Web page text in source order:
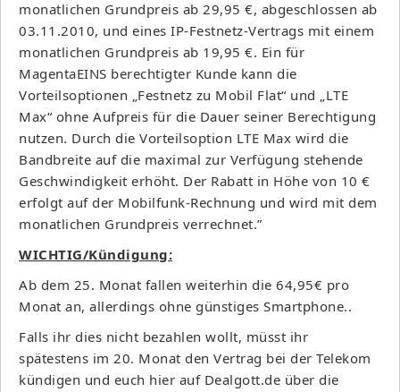
monatlichen Grundpreis ab 29,95 €, abgeschlossen ab
03.11.2010, und eines IP-Festnetz-Vertrags mit einem
monatlichen Grundpreis ab 19,95 €. Ein für
MagentaEINS berechtigter Kunde kann die
Vorteilsoptionen „Festnetz zu Mobil Flat“ und „LTE
Max“ ohne Aufpreis für die Dauer seiner Berechtigung
nutzen. Durch die Vorteilsoption LTE Max wird die
Bandbreite auf die maximal zur Verfügung stehende
Geschwindigkeit erhöht. Der Rabatt in Höhe von 10 €
erfolgt auf der Mobilfunk-Rechnung und wird mit dem
monatlichen Grundpreis verrechnet.”
WICHTIG/Kündigung:
Ab dem 25. Monat fallen weiterhin die 64,95€ pro
Monat an, allerdings ohne günstiges Smartphone..
Falls ihr dies nicht bezahlen wollt, müsst ihr
spätestens im 20. Monat den Vertrag bei der Telekom
kündigen und euch hier auf Dealgott.de über die